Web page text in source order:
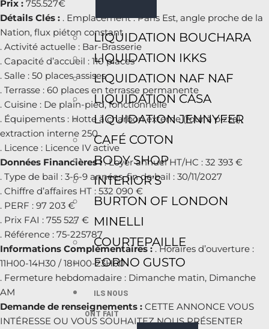
LIQUIDATION BOUCHARA
LIQUIDATION IKKS
LIQUIDATION NAF NAF
LIQUIDATION CASA
LIQUIDATION JENNYFER
CAFÉ COTON
BODY SHOP
INTERIOR’S
BURTON OF LONDON
MINELLI
COURTEPAILLE
FORNO GUSTO
ILS NOUS
ONT FAIT
Prix : 755.527€
Détails Clés : . Emplacement : Paris Est, angle proche de la
Nation, flux piéton constant
. Activité actuelle : Bar-Brasserie
. Capacité d’accueil : 110 places
. Salle : 50 places assises
. Terrasse : 60 places en terrasse permanente
. Cuisine : De plain-pied, fonctionnelle
. Équipements : Hotte à charbon externe (four à pizza),
extraction interne 250
. Licence : Licence IV active
Données Financières :. Loyer annuel HT/HC : 32 393 €
. Type de bail : 3-6-9 années, fin de bail : 30/11/2027
. Chiffre d’affaires HT : 532 090 €
. PERF : 97 203 €
. Prix FAI : 755 527 €
. Référence : 75-225787
Informations Complémentaires :. Horaires d’ouverture :
11H00-14H30 / 18H00-23H00
. Fermeture hebdomadaire : Dimanche matin, Dimanche
AM
Demande de renseignements : CETTE ANNONCE VOUS
INTÉRESSE OU VOUS SOUHAITEZ NOUS PRÉSENTER